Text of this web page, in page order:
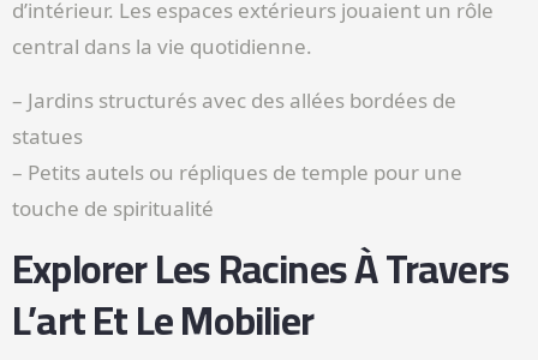
d’intérieur. Les espaces extérieurs jouaient un rôle
central dans la vie quotidienne.
– Jardins structurés avec des allées bordées de
statues
– Petits autels ou répliques de temple pour une
touche de spiritualité
Explorer Les Racines À Travers
L’art Et Le Mobilier